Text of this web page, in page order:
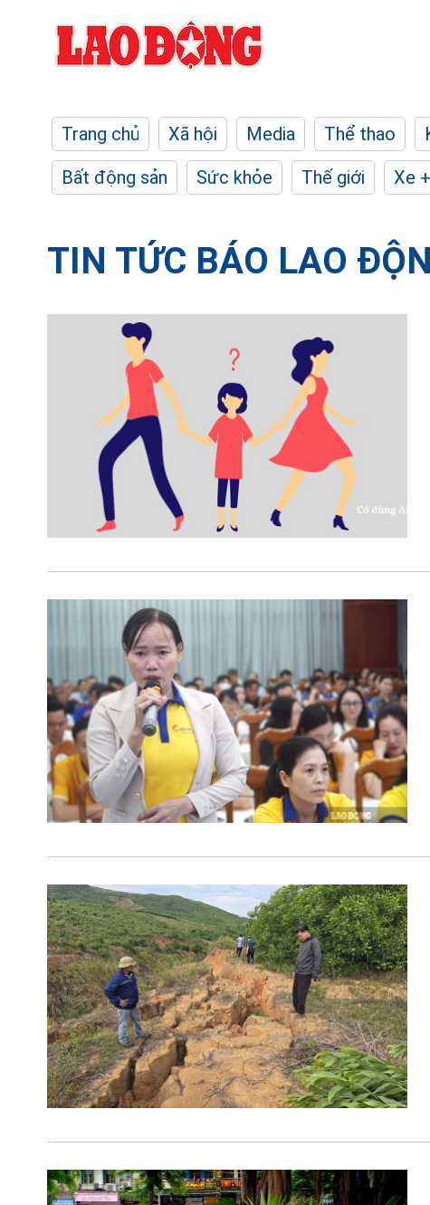
Trang chủ Xã hội Media Thể thao
Bất động sản
Sức khỏe Thế giới Xe +
TIN TỨC BÁO LAO